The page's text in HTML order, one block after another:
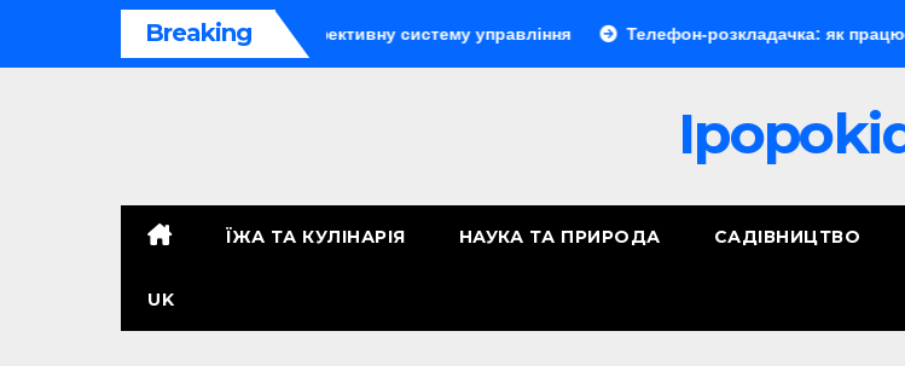
Breaking
як організувати ефективну систему управління Телефон-розкладачка: як працює, кому
ЇЖА ТА КУЛІНАРІЯ НАУКА ТА ПРИРОДА САДІВНИЦТВО
UK